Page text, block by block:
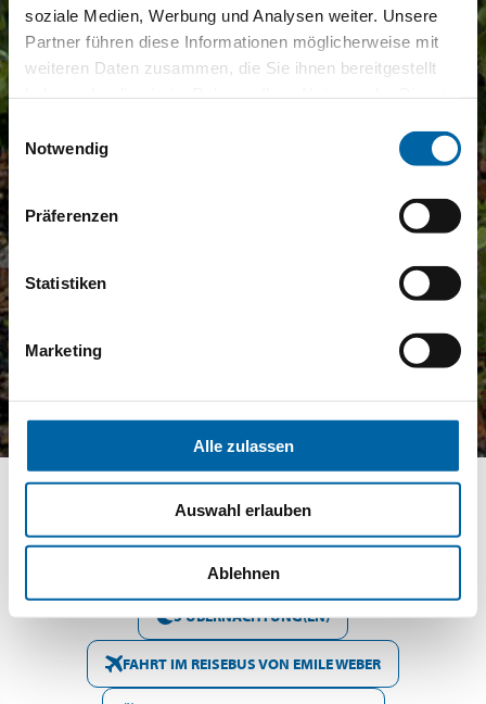
soziale Medien, Werbung und Analysen weiter. Unsere
Partner führen diese Informationen möglicherweise mit
weiteren Daten zusammen, die Sie ihnen bereitgestellt
Notwendig
Präferenzen
Statistiken
Marketing
Alle zulassen
Auswahl erlauben
Ablehnen
FREITAG 16 OKTOBER - MONTAG 19 OKTOBER 2026
3 ÜBERNACHTUNG(EN)
FAHRT IM REISEBUS VON EMILE WEBER